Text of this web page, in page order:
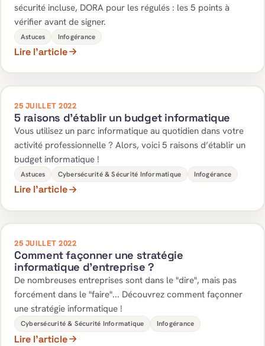
sécurité incluse, DORA pour les régulés : les 5 points à
vérifier avant de signer.
Astuces Infogérance
Lire l’article
25 JUILLET 2022
5 raisons d’établir un budget informatique
Vous utilisez un parc informatique au quotidien dans votre
activité professionnelle ? Alors, voici 5 raisons d’établir un
budget informatique !
Astuces Cybersécurité & Sécurité Informatique Infogérance
Lire l’article
25 JUILLET 2022
Comment façonner une stratégie
informatique d’entreprise ?
De nombreuses entreprises sont dans le "dire", mais pas
forcément dans le "faire"... Découvrez comment façonner
une stratégie informatique !
Cybersécurité & Sécurité Informatique Infogérance
Lire l’article